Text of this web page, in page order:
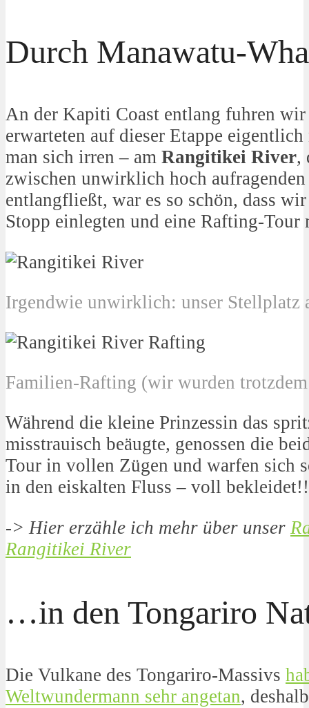
Durch Manawatu-
An der Kapiti Coast entlang fuhren
erwarteten auf dieser Etappe
man sich irren – am Rangitikei River,
zwischen unwirklich hoch
entlangfließt, war es so schön, dass
Stopp einlegten und eine Rafting-Tour
Irgendwie unwirklich: unser Stellplatz
Familien-Rafting (wir wurden
Während die kleine Prinzessin das
misstrauisch beäugte, genossen die
Tour in vollen Zügen und warfen sich
in den eiskalten Fluss – voll bekleidet!!
-> Hier erzähle ich mehr über unser
Rangitikei River
…in den Tongariro
Die Vulkane des Tongariro-Massivs
Weltwundermann sehr angetan,